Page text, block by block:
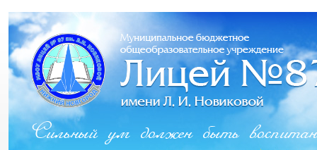
Сильный ум должен быть